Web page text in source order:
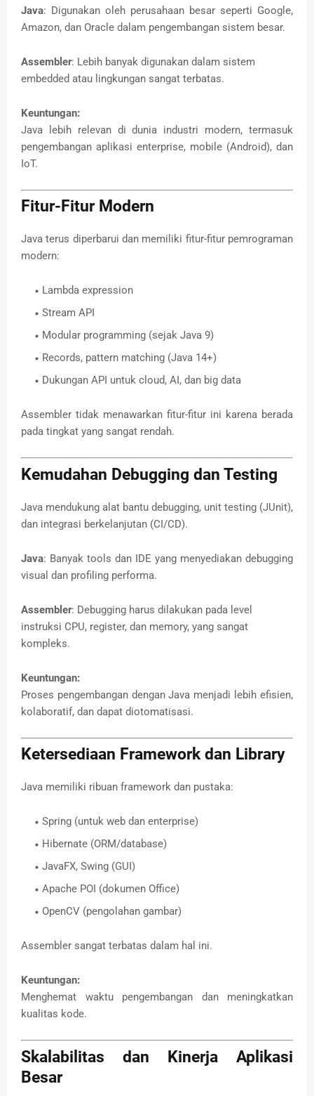
Java: Digunakan oleh perusahaan besar seperti Google,
Amazon, dan Oracle dalam pengembangan sistem besar.
Assembler: Lebih banyak digunakan dalam sistem
embedded atau lingkungan sangat terbatas.
Keuntungan:
Java lebih relevan di dunia industri modern, termasuk
pengembangan aplikasi enterprise, mobile (Android), dan
IoT.
Fitur-Fitur Modern
Java terus diperbarui dan memiliki fitur-fitur pemrograman
modern:
Lambda expression
Stream API
Modular programming (sejak Java 9)
Records, pattern matching (Java 14+)
Dukungan API untuk cloud, AI, dan big data
Assembler tidak menawarkan fitur-fitur ini karena berada
pada tingkat yang sangat rendah.
Kemudahan Debugging dan Testing
Java mendukung alat bantu debugging, unit testing (JUnit),
dan integrasi berkelanjutan (CI/CD).
Java: Banyak tools dan IDE yang menyediakan debugging
visual dan profiling performa.
Assembler: Debugging harus dilakukan pada level
instruksi CPU, register, dan memory, yang sangat
kompleks.
Keuntungan:
Proses pengembangan dengan Java menjadi lebih efisien,
kolaboratif, dan dapat diotomatisasi.
Ketersediaan Framework dan Library
Java memiliki ribuan framework dan pustaka:
Spring (untuk web dan enterprise)
Hibernate (ORM/database)
JavaFX, Swing (GUI)
Apache POI (dokumen Office)
OpenCV (pengolahan gambar)
Assembler sangat terbatas dalam hal ini.
Keuntungan:
Menghemat waktu pengembangan dan meningkatkan
kualitas kode.
Skalabilitas dan Kinerja Aplikasi
Besar